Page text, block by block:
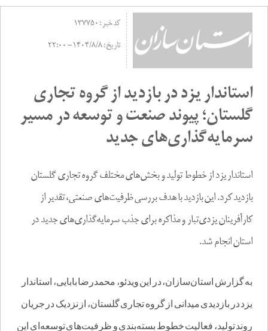
کد خبر : 137750
تاریخ :1404/8/8 - 22:00
استاندار یزد در بازدید از گروه تجاری
گلستان؛ پیوند صنعت و توسعه در مسیر
سرمایه‌گذاری‌های جدید
استاندار یزد از خطوط تولید و بخش‌های مختلف گروه تجاری گلستان
بازدید کرد. این بازدید با هدف بررسی ظرفیت‌های صنعتی، تقدیر از
کارآفرینان یزدی‌تبار و مذاکره برای جذب سرمایه‌گذاری‌های جدید در
استان انجام شد.
به گزارش استان‌سازان، در این ویدئو، محمدرضا بابایی، استاندار
یزد در بازدیدی میدانی از گروه تجاری گلستان، از نزدیک در جریان
روند تولید، فعالیت خطوط بسته‌بندی و ظرفیت‌های توسعه‌ای این